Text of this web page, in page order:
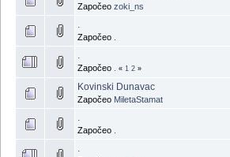
Započeo zoki_ns
.
Započeo
.
Započeo « 1 2 »
Kovinski Dunavac
Započeo MiletaStamat
.
Započeo
.